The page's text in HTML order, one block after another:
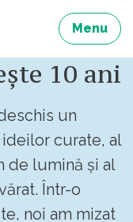
Menu
10 ani
un
ideilor curate, al
de lumină și al
Într-o
noi am mizat